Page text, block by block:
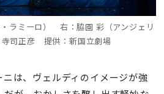
ラミーロ） 右：脇園 彩（アンジェリ
司正彦 提供：新国立劇場
は、ヴェルディのイメージが強